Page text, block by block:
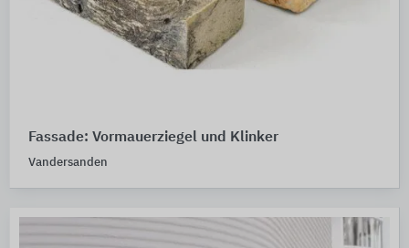
Fassade: Vormauerziegel und Klinker
Vandersanden